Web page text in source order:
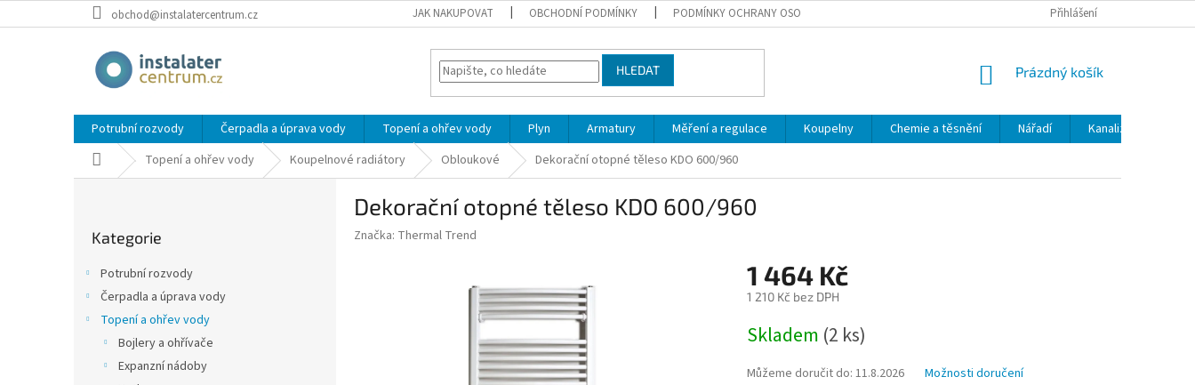
na
obchod@instalatercentrum.cz JAK NAKUPOVAT OBCHODNÍ PODMÍNKY PODMÍNKY OCHRANY OSOBNÍCH ÚDAJŮ MOJE OBJEDNÁVKA
Přihlášení
HLEDAT
NÁKUPNÍ
Prázdný košík
Potrubní rozvody Čerpadla a úprava vody Topení a ohřev vody Plyn Armatury Měření a regulace Koupelny Chemie a těsnění Nářadí Kanalizace
Domů Topení a ohřev vody Koupelnové radiátory Obloukové Dekorační otopné těleso KDO 600/960
kategorie
Kategorie
Potrubní rozvody
Čerpadla a úprava vody
Topení a ohřev vody
Bojlery a ohřívače
Expanzní nádoby
Dekorační otopné těleso KDO 600/960
Značka: Thermal Trend
1 464 Kč
1 210 Kč bez DPH
cena:
Skladem (2 ks)
Můžeme doručit do: 11.8.2026 Možnosti doručení